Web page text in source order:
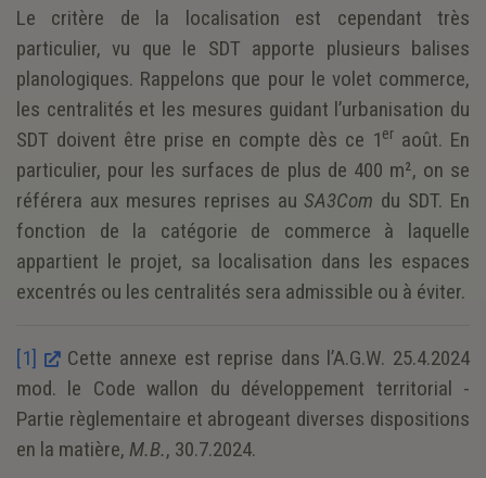
Le critère de la localisation est cependant très
particulier, vu que le SDT apporte plusieurs balises
planologiques. Rappelons que pour le volet commerce,
les centralités et les mesures guidant l’urbanisation du
SDT doivent être prise en compte dès ce 1er août. En
particulier, pour les surfaces de plus de 400 m², on se
référera aux mesures reprises auSA3Com du SDT. En
fonction de la catégorie de commerce à laquelle
appartient le projet, sa localisation dans les espaces
excentrés ou les centralités sera admissible ou à éviter.
[1]
Cette annexe est reprise dans l’A.G.W. 25.4.2024
mod. le Code wallon du développement territorial -
Partie règlementaire et abrogeant diverses dispositions
en la matière, M.B., 30.7.2024.